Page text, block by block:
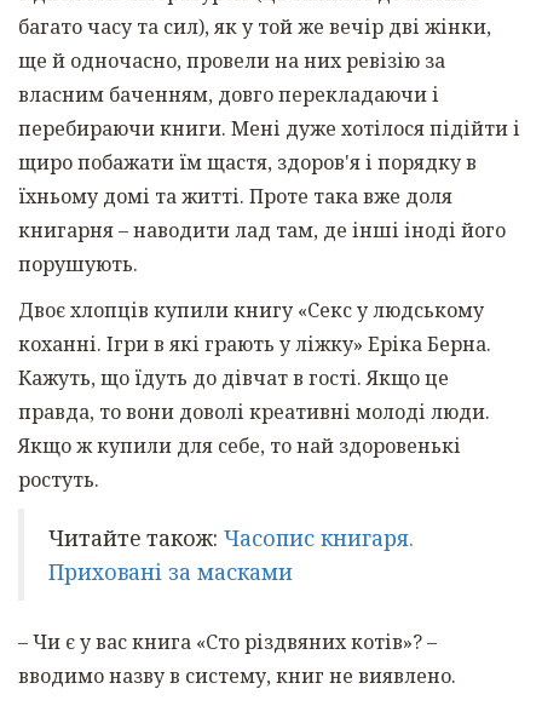
багато часу та сил), як у той же вечір дві жінки,
ще й одночасно, провели на них ревізію за
власним баченням, довго перекладаючи і
перебираючи книги. Мені дуже хотілося підійти і
щиро побажати їм щастя, здоров'я і порядку в
їхньому домі та житті. Проте така вже доля
книгарня – наводити лад там, де інші іноді його
порушують.
Двоє хлопців купили книгу «Секс у людському
коханні. Ігри в які грають у ліжку» Еріка Берна.
Кажуть, що їдуть до дівчат в гості. Якщо це
правда, то вони доволі креативні молоді люди.
Якщо ж купили для себе, то най здоровенькі
ростуть.
Читайте також: Часопис книгаря.
Приховані за масками
– Чи є у вас книга «Сто різдвяних котів»? –
вводимо назву в систему, книг не виявлено.